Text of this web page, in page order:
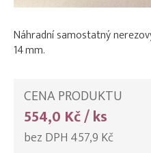
Náhradní samostatný
14 mm.
CENA PRODUKTU
554,0 Kč / ks
bez DPH 457,9 Kč